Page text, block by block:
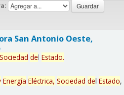
San Antonio Oeste,
Sociedad del Estado.
Energía Eléctrica, Sociedad del Estado,